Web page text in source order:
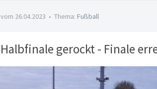
vom 26.04.2023 • Thema: Fußball
Halbfinale gerockt - Finale